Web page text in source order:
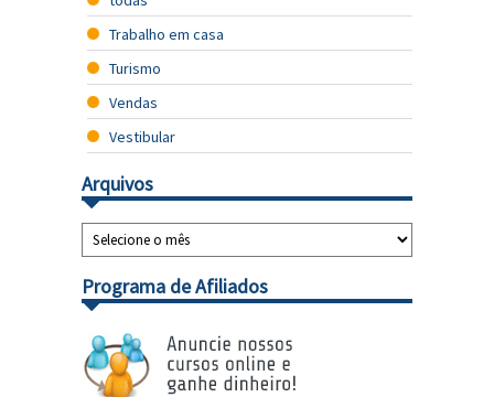
Trabalho em casa
Turismo
Vendas
Vestibular
Arquivos
Programa de Afiliados